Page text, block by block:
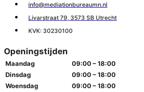
info@mediationbureaumn.nl
Livarstraat 79, 3573 SB Utrecht
KVK: 30230100
Openingstijden
Maandag
09:00 – 18:00
Dinsdag
09:00 – 18:00
Woensdag
09:00 – 18:00